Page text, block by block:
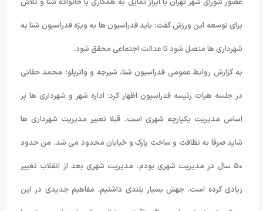
عضور شورای شهر تهران با ابراز تمایل به همکاری با خانواده شنا و تلاش
برای توسعه این ورزش گفت: باید فدراسیون ها به ویژه فدراسیون شنا به
شهرداری ها متصل شود تا عدالت اجتماعی محقق شود.
به گزارش روابط عمومی فدراسیون شنا، شیرجه و واترپلو؛ محمد حقانی
در جلسه هیات رئیسه فدراسیون اظهار کرد: اداره شهر و شهرداری ها بر
اساس مدیریت یکپارچه شهری است. قبلا تعبیر مدیریت شهرداری ها
شاید صرفا به نظافت و ساخت پارک و خیابان محدود می شد. من حدود
۵۰ سال در مدیریت شهری بودم. مدیریت شهری بعد از انقلاب تغییر
زیادی کرده است. جهش بسیار بلندی داشتیم. مفاهیم جدیدی در این